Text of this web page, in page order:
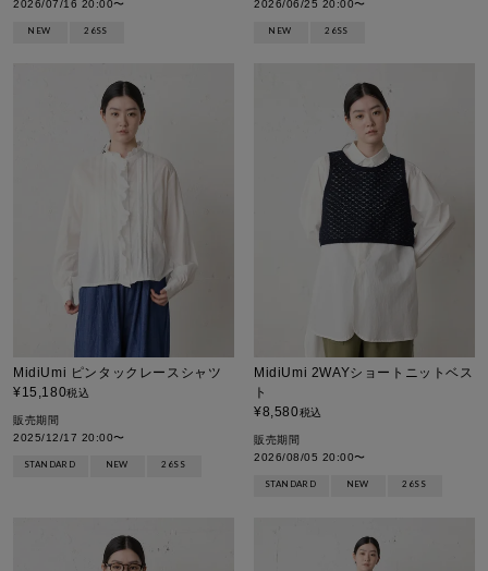
2026/07/16 20:00〜
NEW 26SS
2026/06/25 20:00〜
NEW 26SS
MidiUmi ピンタックレースシャツ
¥15,180税込
販売期間
2025/12/17 20:00〜
STANDARD NEW 26SS
MidiUmi 2WAYショートニットベス
ト
¥8,580税込
販売期間
2026/08/05 20:00〜
STANDARD NEW 26SS